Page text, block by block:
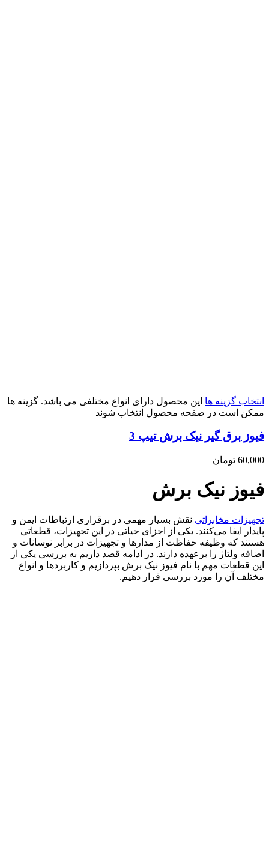
انتخاب گزینه ها این محصول دارای انواع مختلفی می باشد. گزینه ها
ممکن است در صفحه محصول انتخاب شوند
فیوز برق گیر نیک برش تیپ 3
60,000 تومان
فیوز نیک برش
تجهیزات مخابراتی نقش بسیار مهمی در برقراری ارتباطات ایمن و
پایدار ایفا می‌کنند. یکی از اجزای حیاتی در این تجهیزات، قطعاتی
هستند که وظیفه حفاظت از مدارها و تجهیزات در برابر نوسانات و
اضافه ولتاژ را برعهده دارند. در ادامه قصد داریم به بررسی یکی از
این قطعات مهم با نام فیوز نیک برش بپردازیم و کاربردها و انواع
مختلف آن را مورد بررسی قرار دهیم.